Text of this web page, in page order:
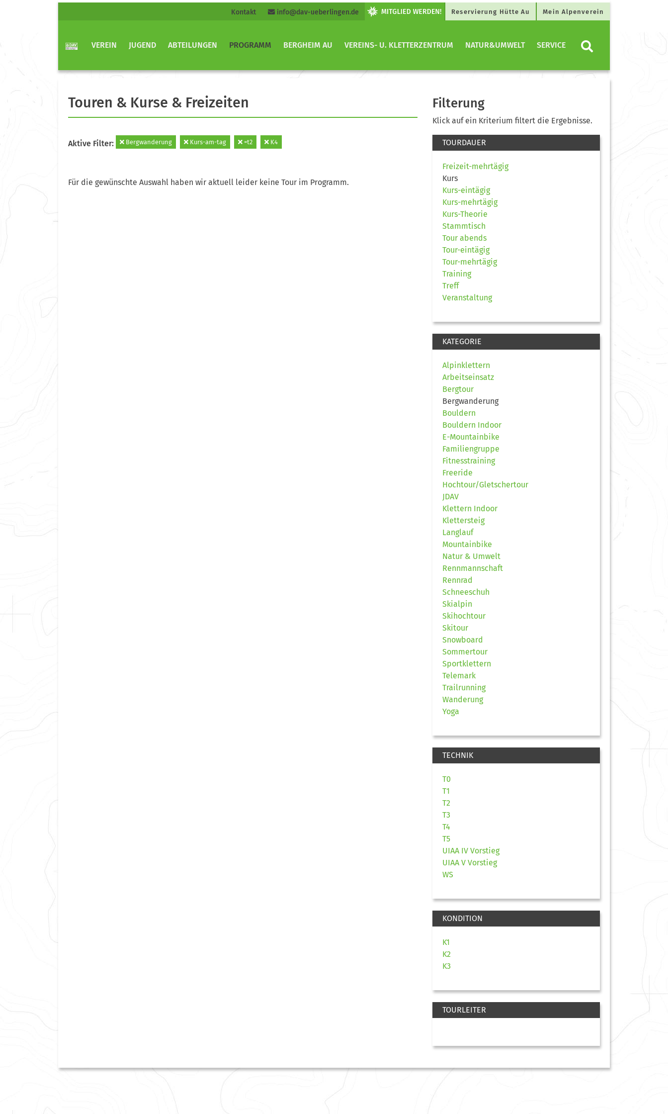
Kontakt info@dav-ueberlingen.de Reservierung Hütte Au Mein Alpenverein
VEREIN JUGEND ABTEILUNGEN PROGRAMM BERGHEIM AU VEREINS- U. KLETTERZENTRUM NATUR&UMWELT SERVICE
Touren & Kurse & Freizeiten
Aktive Filter: Bergwanderung Kurs-am-tag =t2 K4
Für die gewünschte Auswahl haben wir aktuell leider keine Tour im Programm.
Filterung
Klick auf ein Kriterium filtert die Ergebnisse.
TOURDAUER
Freizeit-mehrtägig
Kurs
Kurs-eintägig
Kurs-mehrtägig
Kurs-Theorie
Stammtisch
Tour abends
Tour-eintägig
Tour-mehrtägig
Training
Treff
Veranstaltung
KATEGORIE
Alpinklettern
Arbeitseinsatz
Bergtour
Bergwanderung
Bouldern
Bouldern Indoor
E-Mountainbike
Familiengruppe
Fitnesstraining
Freeride
Hochtour/Gletschertour
JDAV
Klettern Indoor
Klettersteig
Langlauf
Mountainbike
Natur & Umwelt
Rennmannschaft
Rennrad
Schneeschuh
Skialpin
Skihochtour
Skitour
Snowboard
Sommertour
Sportklettern
Telemark
Trailrunning
Wanderung
Yoga
TECHNIK
T0
T1
T2
T3
T4
T5
UIAA IV Vorstieg
UIAA V Vorstieg
WS
KONDITION
K1
K2
K3
TOURLEITER